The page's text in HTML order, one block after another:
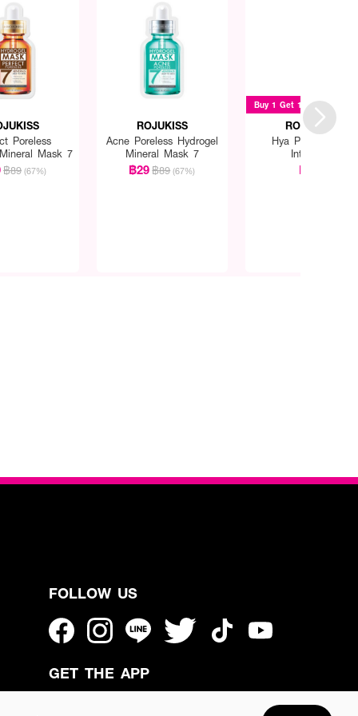
Poreless
Mask 7
฿89 (67%)
ROJUKISS
Acne Poreless Hydrogel
Mineral Mask 7
฿29฿89 (67%)
Buy 1 Get 1
ROJUKISS
Hya Poreless 5X
Intensive
฿69
FOLLOW US
GET THE APP
Enjoyable, easy, and convenient